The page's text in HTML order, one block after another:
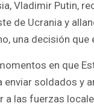
ar
e
Vladimir Putin,
de Ucrania y
una decisión
en que
enviar soldados y
a las fuerzas